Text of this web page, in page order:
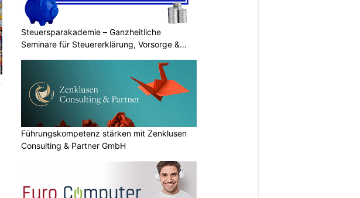
Steuersparakademie – Ganzheitliche
Seminare für Steuererklärung, Vorsorge &
Führungskompetenz stärken mit Zenklusen
Consulting & Partner GmbH